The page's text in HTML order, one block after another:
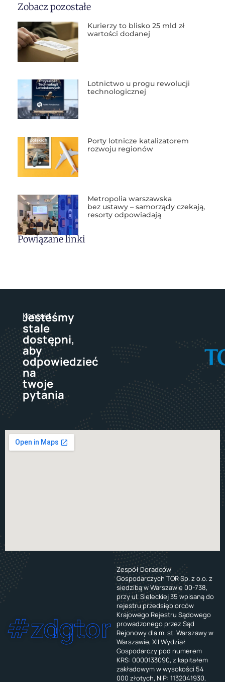
Zobacz pozostałe
Kurierzy to blisko 25 mld zł
wartości dodanej
Lotnictwo u progu rewolucji
technologicznej
Porty lotnicze katalizatorem
rozwoju regionów
Metropolia warszawska
bez ustawy – samorządy czekają,
resorty odpowiadają
Powiązane linki
Kontakt
Jesteśmy
stale
dostępni,
aby
odpowiedzieć
na
twoje
pytania
#zdgtor
Zespół Doradców
Gospodarczych TOR Sp. z o.o. z
siedzibą w Warszawie 00-738,
przy ul. Sieleckiej 35 wpisaną do
rejestru przedsiębiorców
Krajowego Rejestru Sądowego
prowadzonego przez Sąd
Rejonowy dla m. st. Warszawy w
Warszawie, XII Wydział
Gospodarczy pod numerem
KRS: 0000133090, z kapitałem
zakładowym w wysokości 54
000 złotych, NIP: 1132041930,